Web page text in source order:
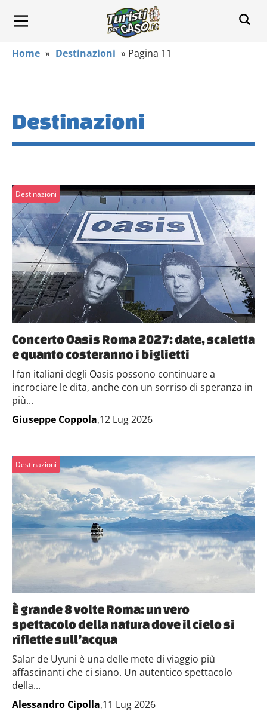
Home » Destinazioni » Pagina 11
Destinazioni
Destinazioni
Concerto Oasis Roma 2027: date, scaletta
e quanto costeranno i biglietti
I fan italiani degli Oasis possono continuare a
incrociare le dita, anche con un sorriso di speranza in
più...
Giuseppe Coppola,12 Lug 2026
Destinazioni
È grande 8 volte Roma: un vero
spettacolo della natura dove il cielo si
riflette sull’acqua
Salar de Uyuni è una delle mete di viaggio più
affascinanti che ci siano. Un autentico spettacolo
della...
Alessandro Cipolla,11 Lug 2026